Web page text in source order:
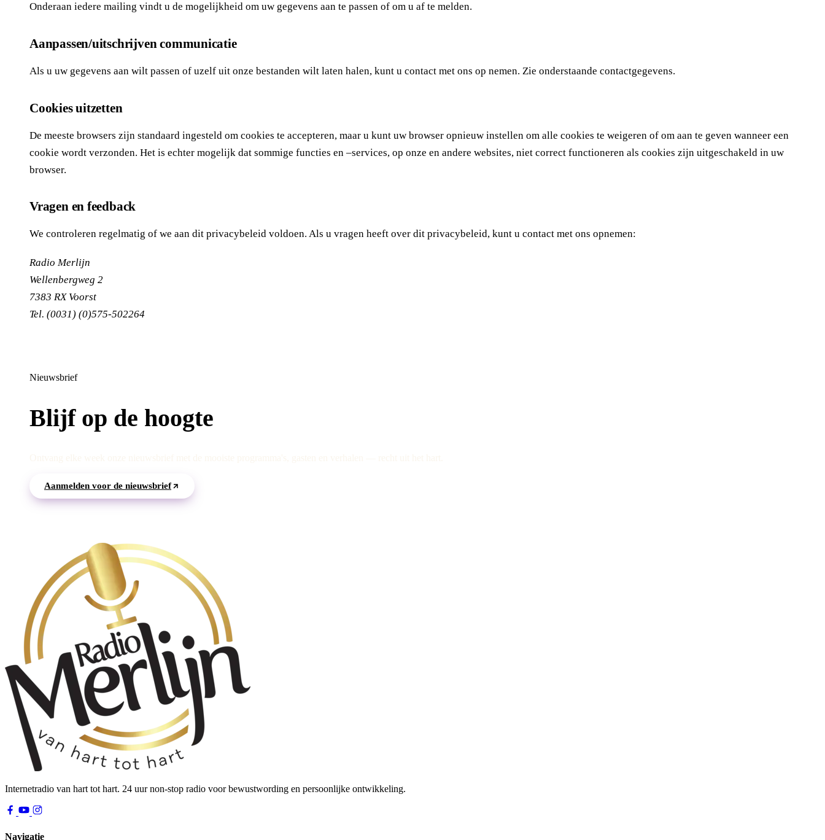
Onderaan iedere mailing vindt u de mogelijkheid om uw gegevens aan te passen of om u af te melden.
Aanpassen/uitschrijven communicatie
Als u uw gegevens aan wilt passen of uzelf uit onze bestanden wilt laten halen, kunt u contact met ons op nemen. Zie onderstaande contactgegevens.
Cookies uitzetten
De meeste browsers zijn standaard ingesteld om cookies te accepteren, maar u kunt uw browser opnieuw instellen om alle cookies te weigeren of om aan te geven wanneer een
cookie wordt verzonden. Het is echter mogelijk dat sommige functies en –services, op onze en andere websites, niet correct functioneren als cookies zijn uitgeschakeld in uw
browser.
Vragen en feedback
We controleren regelmatig of we aan dit privacybeleid voldoen. Als u vragen heeft over dit privacybeleid, kunt u contact met ons opnemen:
Radio Merlijn
Wellenbergweg 2
7383 RX Voorst
Tel. (0031) (0)575-502264
Nieuwsbrief
Blijf op de hoogte
Aanmelden voor de nieuwsbrief
Internetradio van hart tot hart. 24 uur non-stop radio voor bewustwording en persoonlijke ontwikkeling.
Navigatie